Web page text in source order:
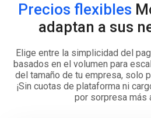
Precios flexibles
adaptan a sus
Elige entre la simplicidad del
basados en el volumen para
del tamaño de tu empresa, solo
¡Sin cuotas de plataforma ni
por sorpresa más